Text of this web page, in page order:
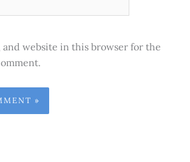
and website in this browser for the